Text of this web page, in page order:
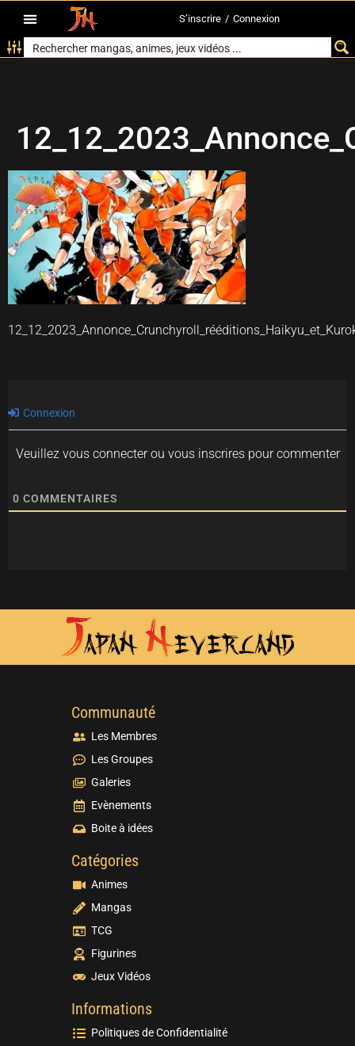
S’inscrire / Connexion
Connexion
Veuillez vous connecter ou vous inscrires pour commenter
0 COMMENTAIRES
Communauté
Les Membres
Les Groupes
Galeries
Evènements
Boite à idées
Catégories
Animes
Mangas
TCG
Figurines
Jeux Vidéos
Informations
Politiques de Confidentialité